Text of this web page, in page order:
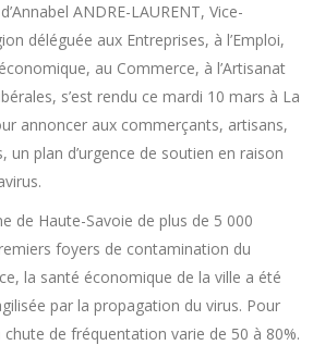
ANDRE-LAURENT, Vice-
déléguée aux Entreprises, à l’Emploi,
au Commerce, à l’Artisanat
s’est rendu ce mardi 10 mars à La
annoncer aux commerçants, artisans,
un plan d’urgence de soutien en raison
de Haute-Savoie de plus de 5 000
foyers de contamination du
la santé économique de la ville a été
par la propagation du virus. Pour
de fréquentation varie de 50 à 80%.